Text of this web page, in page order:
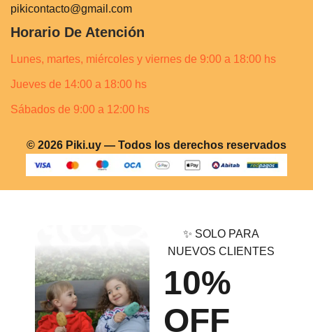
pikicontacto@gmail.com
Horario De Atención
Lunes, martes, miércoles y viernes de 9:00 a 18:00 hs
Jueves de 14:00 a 18:00 hs
Sábados de 9:00 a 12:00 hs
© 2026 Piki.uy — Todos los derechos reservados
✨ SOLO PARA
NUEVOS CLIENTES
10%
OFF